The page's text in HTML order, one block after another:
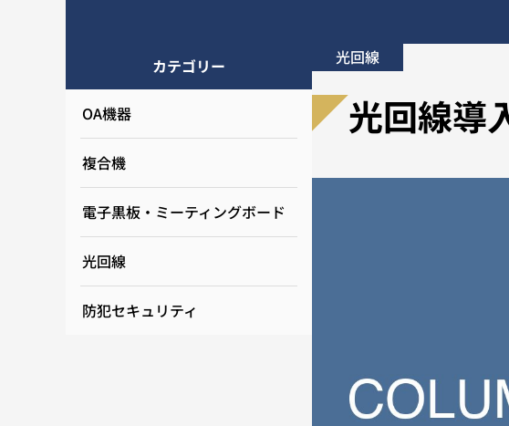
カテゴリー
OA機器
複合機
電子黒板・ミーティングボード
光回線
防犯セキュリティ
光回線
光回線導